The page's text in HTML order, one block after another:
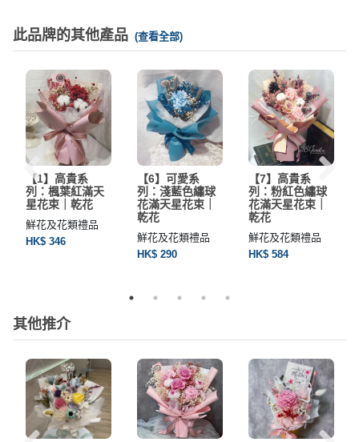
此品牌的其他產品 (查看全部)
【1】高貴系
列：楓葉紅滿天
星花束｜乾花
鮮花及花類禮品
HK$ 346
【6】可愛系
列：淺藍色繡球
花滿天星花束｜
乾花
鮮花及花類禮品
HK$ 290
【7】高貴系
列：粉紅色繡球
花滿天星花束｜
乾花
鮮花及花類禮品
HK$ 584
其他推介